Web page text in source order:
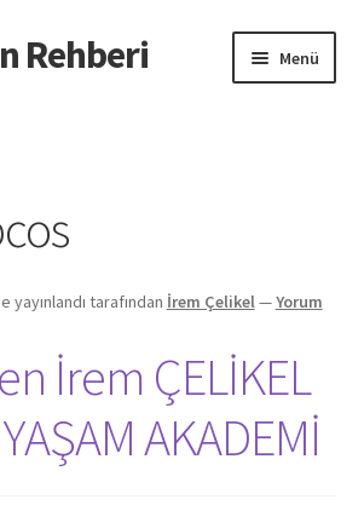
Rehberi Menü
İstiyorum
yayınlandı tarafından İrem Çelikel—Yorum
İrem ÇELİKEL
AKADEMİ